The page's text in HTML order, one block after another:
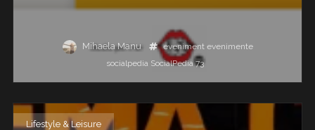
Mihaela Manu eveniment evenimente
socialpedia SocialPedia 73
Lifestyle & Leisure